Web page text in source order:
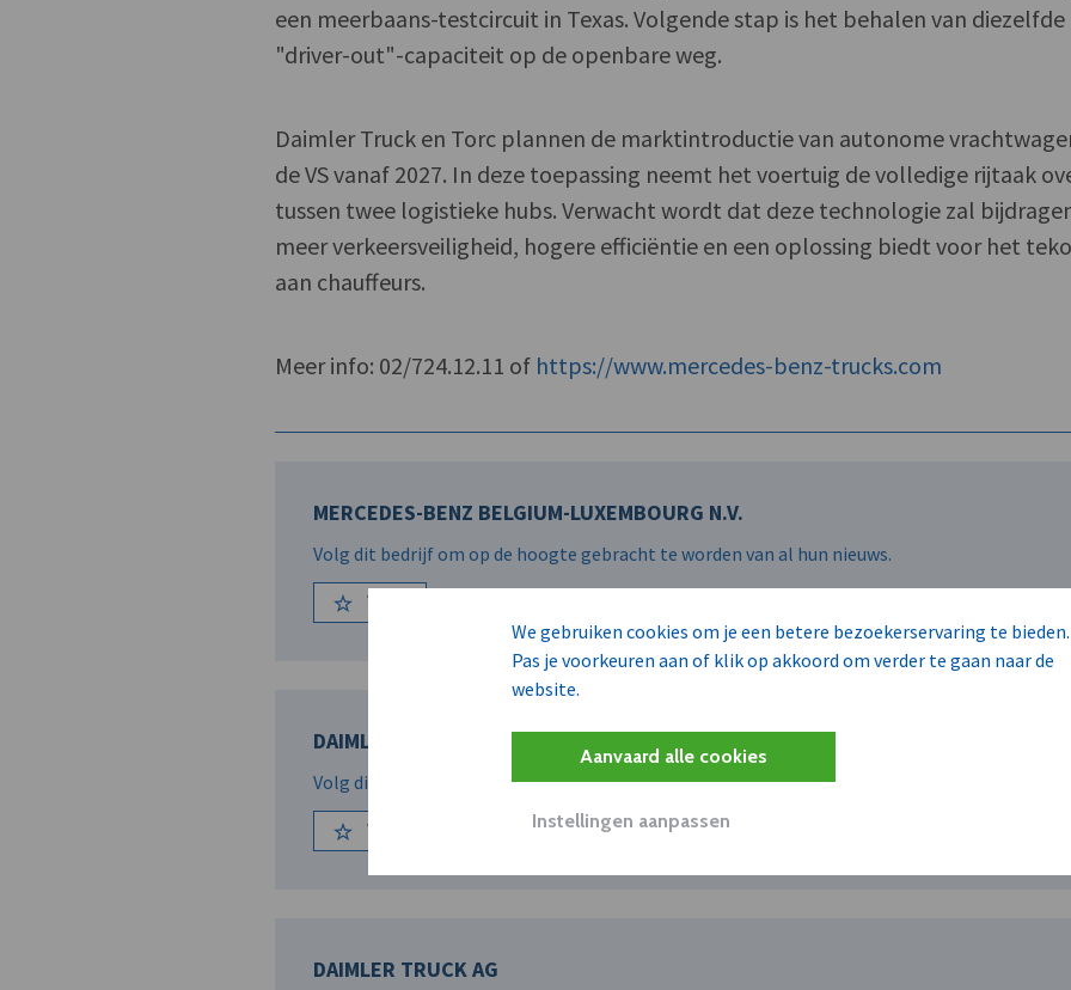
We gebruiken cookies om je een betere bezoekerservaring te bieden.
Pas je voorkeuren aan of klik op akkoord om verder te gaan naar de
website.
Aanvaard alle cookies
Instellingen aanpassen
een meerbaans-testcircuit in Texas. Volgende stap is het behalen van diezelfde
"driver-out"-capaciteit op de openbare weg.
Daimler Truck en Torc plannen de marktintroductie van autonome
de VS vanaf 2027. In deze toepassing neemt het voertuig de volledige rijtaak
tussen twee logistieke hubs. Verwacht wordt dat deze technologie zal
meer verkeersveiligheid, hogere efficiëntie en een oplossing biedt voor het
aan chauffeurs.
Meer info: 02/724.12.11 of https://www.mercedes-benz-trucks.com
MERCEDES-BENZ BELGIUM-LUXEMBOURG N.V.
Volg dit bedrijf om op de hoogte gebracht te worden van al hun nieuws.
Volg
DAIMLER TRUCK BELUX N.V.
Volg dit bedrijf om op de hoogte gebracht te worden van al hun nieuws.
Volg
DAIMLER TRUCK AG